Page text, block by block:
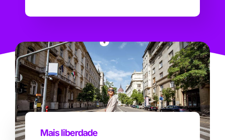
Mais liberdade